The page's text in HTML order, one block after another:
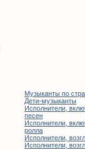
Музыканты по
Дети-музыканты
Исполнители,
песен
Исполнители,
ролла
Исполнители,
Исполнители,